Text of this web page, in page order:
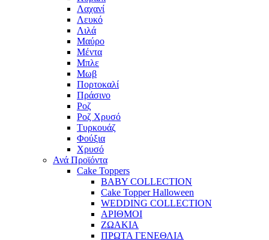
Λαχανί
Λευκό
Λιλά
Μαύρο
Μέντα
Μπλε
Μωβ
Πορτοκαλί
Πράσινο
Ροζ
Ροζ Χρυσό
Τυρκουάζ
Φούξια
Χρυσό
Ανά Προϊόντα
Cake Toppers
BABY COLLECTION
Cake Topper Halloween
WEDDING COLLECTION
ΑΡΙΘΜΟΙ
ΖΩΑΚΙΑ
ΠΡΩΤΑ ΓΕΝΕΘΛΙΑ